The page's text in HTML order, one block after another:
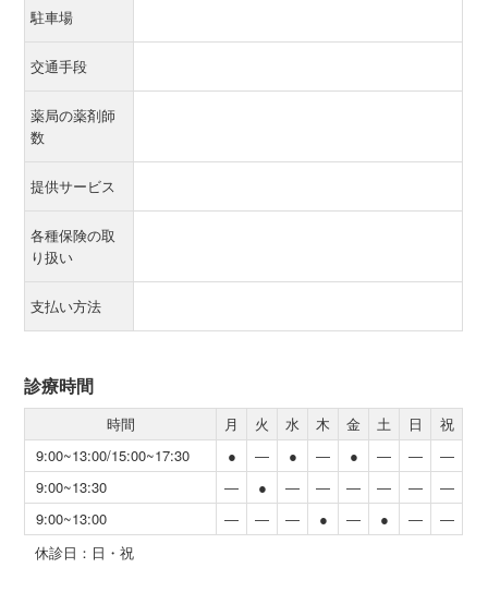
駐車場
交通手段
薬局の薬剤師
数
提供サービス
各種保険の取
り扱い
支払い方法
診療時間
時間 月 火 水 木 金 土 日
祝
9:00~13:00/15:00~17:30
● ― ● ― ● ― ―
―
9:00~13:30
― ● ― ― ― ― ―
―
9:00~13:00
― ― ― ● ― ● ―
―
休診日：日・祝